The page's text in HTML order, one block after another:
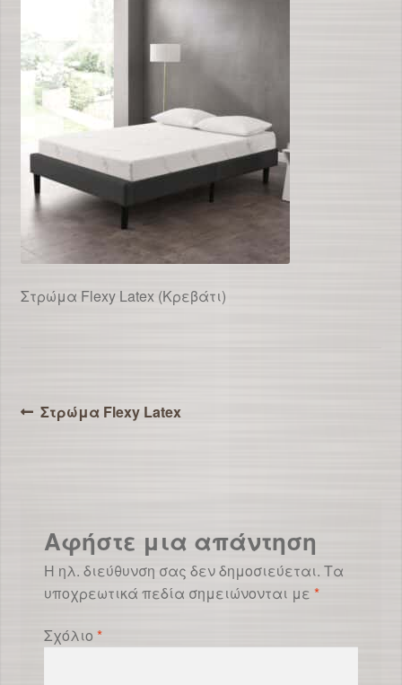
Στρώμα Flexy Latex (Κρεβάτι)
Πλοήγηση
Προηγούμενο
Στρώμα Flexy Latex
Αφήστε μια απάντηση
Η ηλ. διεύθυνση σας δεν δημοσιεύεται. Τα
υποχρεωτικά πεδία σημειώνονται με *
Σχόλιο *